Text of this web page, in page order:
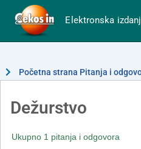
Elektronska
Početna strana Pitanja i
Dežurstvo
Ukupno 1 pitanja i odgovora